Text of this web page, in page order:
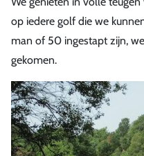
op iedere golf die we
man of 50 ingestapt zijn,
gekomen.